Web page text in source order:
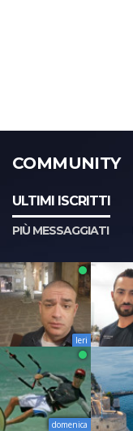
COMMUNITY
ULTIMI ISCRITTI
PIÙ MESSAGGIATI
Ieri
domenica